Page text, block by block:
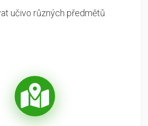
učivo různých předmětů